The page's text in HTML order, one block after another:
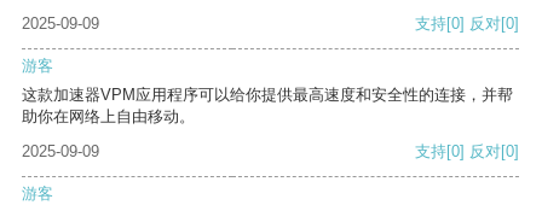
2025-09-09
支持[0] 反对[0]
游客
这款加速器VPM应用程序可以给你提供最高速度和安全性的连接，并帮
助你在网络上自由移动。
2025-09-09
支持[0] 反对[0]
游客